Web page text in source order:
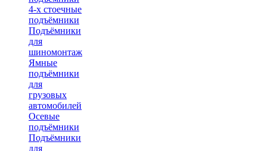
4-х стоечные
подъёмники
Подъёмники
для
шиномонтажа
Ямные
подъёмники
для
грузовых
автомобилей
Осевые
подъёмники
Подъёмники
для